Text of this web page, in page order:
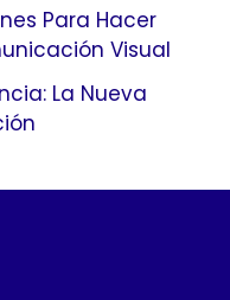
Para Hacer
Visual
La Nueva